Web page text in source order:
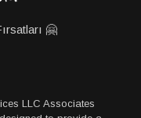
🤗
LLC Associates